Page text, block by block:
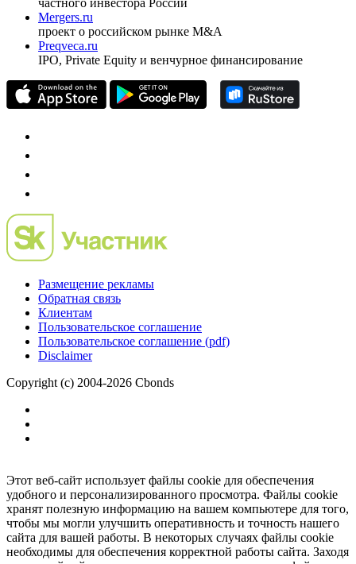
частного инвестора России
Mergers.ru
проект о российском рынке M&A
Preqveca.ru
IPO, Private Equity и венчурное финансирование
Размещение рекламы
Обратная связь
Клиентам
Пользовательское соглашение
Пользовательское соглашение (pdf)
Disclaimer
Copyright (c) 2004-2026 Cbonds
Этот веб-сайт использует файлы cookie для обеспечения
удобного и персонализированного просмотра. Файлы cookie
хранят полезную информацию на вашем компьютере для того,
чтобы мы могли улучшить оперативность и точность нашего
сайта для вашей работы. В некоторых случаях файлы cookie
необходимы для обеспечения корректной работы сайта. Заходя